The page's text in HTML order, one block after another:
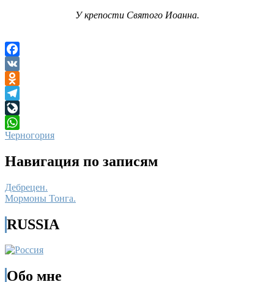
У крепости Святого Иоанна.
Facebook
VK
Odnoklassniki
Telegram
LiveJournal
WhatsApp
Черногория
Навигация по записям
Дебрецен.
Мормоны Тонга.
RUSSIA
Обо мне